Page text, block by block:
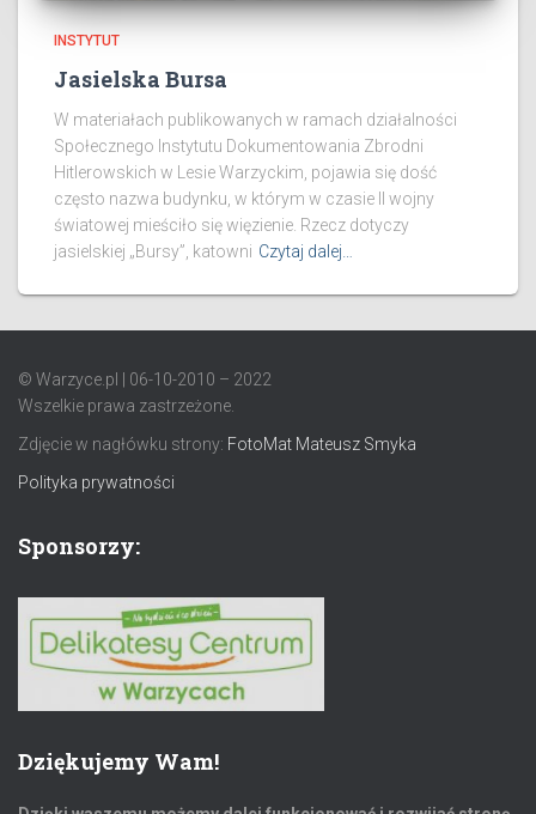
INSTYTUT
Jasielska Bursa
W materiałach publikowanych w ramach działalności
Społecznego Instytutu Dokumentowania Zbrodni
Hitlerowskich w Lesie Warzyckim, pojawia się dość
często nazwa budynku, w którym w czasie II wojny
światowej mieściło się więzienie. Rzecz dotyczy
jasielskiej „Bursy”, katowni Czytaj dalej…
© Warzyce.pl | 06-10-2010 – 2022
Wszelkie prawa zastrzeżone.
Zdjęcie w nagłówku strony: FotoMat Mateusz Smyka
Polityka prywatności
Sponsorzy:
Dziękujemy Wam!